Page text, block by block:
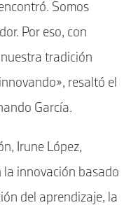
Somos
Por eso, con
tradición
resaltó el
García.
Irune López,
innovación basado
del aprendizaje, la